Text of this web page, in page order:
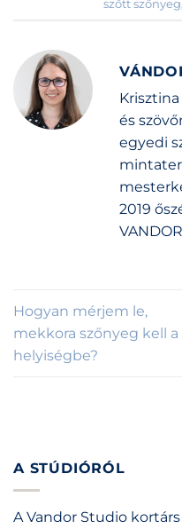
szőtt szőnyeg
és
egyedi
2019
Hogyan mérjem le,
mekkora szőnyeg kell a
helyiségbe?
A STÚDIÓRÓL
A Vandor Studio